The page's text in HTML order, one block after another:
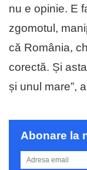
nu e opinie. E
zgomotul,
că România,
corectă. Și
și unul mare”,
Abonare la